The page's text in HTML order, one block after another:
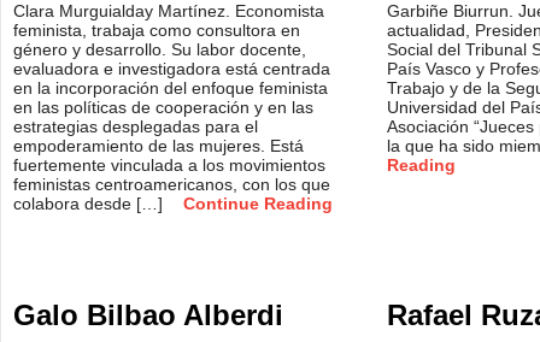
Clara Murguialday Martínez. Economista
feminista, trabaja como consultora en
género y desarrollo. Su labor docente,
evaluadora e investigadora está centrada
en la incorporación del enfoque feminista
en las políticas de cooperación y en las
estrategias desplegadas para el
empoderamiento de las mujeres. Está
fuertemente vinculada a los movimientos
feministas centroamericanos, con los que
colabora desde […]
Continue Reading
Garbiñe Biurrun.
actualidad,
Social del Tribunal
País Vasco y
Trabajo y de la
Universidad del
Asociación
la que ha sido
Reading
Galo Bilbao Alberdi Rafael